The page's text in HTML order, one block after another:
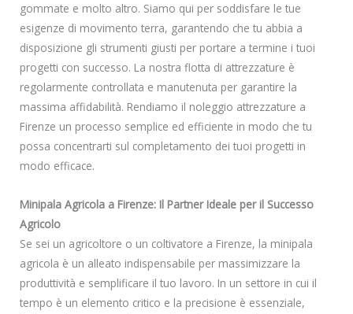
gommate e molto altro. Siamo qui per soddisfare le tue
esigenze di movimento terra, garantendo che tu abbia a
disposizione gli strumenti giusti per portare a termine i tuoi
progetti con successo. La nostra flotta di attrezzature è
regolarmente controllata e manutenuta per garantire la
massima affidabilità. Rendiamo il noleggio attrezzature a
Firenze un processo semplice ed efficiente in modo che tu
possa concentrarti sul completamento dei tuoi progetti in
modo efficace.
Minipala Agricola a Firenze: Il Partner Ideale per il Successo
Agricolo
Se sei un agricoltore o un coltivatore a Firenze, la minipala
agricola è un alleato indispensabile per massimizzare la
produttività e semplificare il tuo lavoro. In un settore in cui il
tempo è un elemento critico e la precisione è essenziale,